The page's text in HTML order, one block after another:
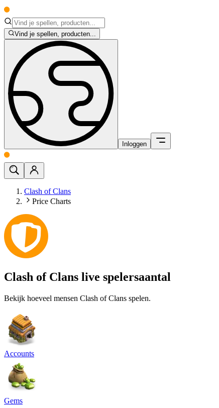
Vind je spellen, producten...
Inloggen
Clash of Clans
Price Charts
Clash of Clans live spelersaantal
Bekijk hoeveel mensen Clash of Clans spelen.
Accounts
Gems